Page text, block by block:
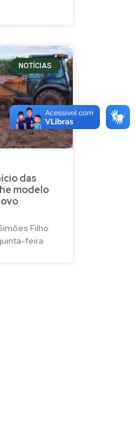
NOTÍCIAS
das
modelo
Filho
feira